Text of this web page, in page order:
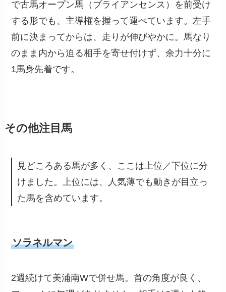
で古馬オープン馬（ブライアンセンス）を前受け
する形でも、主導権を握って運べています。左手
前に決まってからは、走りが伸びやかに。馬なり
のまま内から迫る相手を寄せ付けず、余力十分に
1馬身先着です。
その他注目馬
見どころある馬が多く、ここは上位／下位に分
けました。上位には、人気薄でも動きが目立っ
た馬を含めています。
ソラネルマン
2週続けて美浦南Wで併せ馬。首の角度が良く、